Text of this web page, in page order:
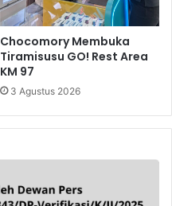
Chocomory Membuka
Tiramisusu GO! Rest Area
KM 97
3 Agustus 2026